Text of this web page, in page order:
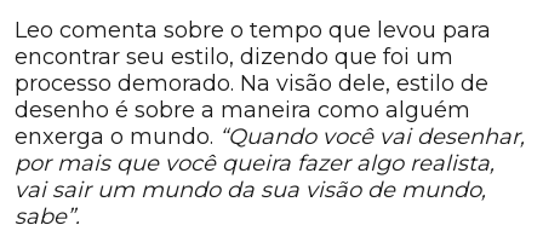
Leo comenta sobre o tempo que levou para
encontrar seu estilo, dizendo que foi um
processo demorado. Na visão dele, estilo de
desenho é sobre a maneira como alguém
enxerga o mundo. “Quando você vai desenhar,
por mais que você queira fazer algo realista,
vai sair um mundo da sua visão de mundo,
sabe”.